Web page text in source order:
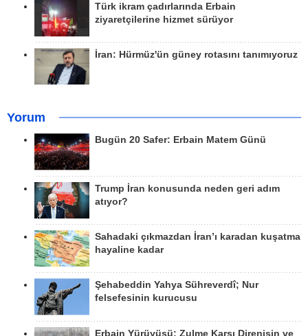
Türk ikram çadırlarında Erbain
ziyaretçilerine hizmet sürüyor
İran: Hürmüz'ün güney rotasını tanımıyoruz
Yorum
Bugün 20 Safer: Erbain Matem Günü
Trump İran konusunda neden geri adım
atıyor?
Sahadaki çıkmazdan İran’ı karadan kuşatma
hayaline kadar
Şehabeddin Yahya Sühreverdî; Nur
felsefesinin kurucusu
Erbain Yürüyüşü: Zulme Karşı Direnişin ve